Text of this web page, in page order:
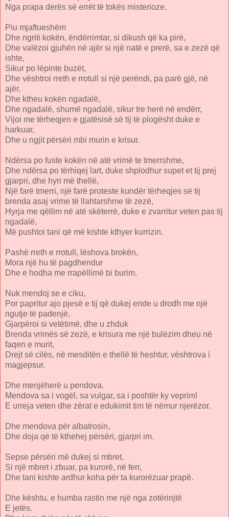
Nga prapa derës së errët të tokës misterioze.
Piu mjaftueshëm
Dhe ngriti kokën, ëndërrimtar, si dikush që ka pirë,
Dhe valëzoi gjuhën në ajër si një natë e prerë, sa e zezë që
ishte,
Sikur po lëpinte buzët,
Dhe vështroi rreth e rrotull si një perëndi, pa parë gjë, në
ajër,
Dhe ktheu kokën ngadalë,
Dhe ngadalë, shumë ngadalë, sikur tre herë në endërr,
Vijoi me tërheqjen e gjatësisë së tij të plogësht duke e
harkuar,
Dhe u ngjit përsëri mbi murin e krisur.
Ndërsa po fuste kokën në atë vrimë te tmerrshme,
Dhe ndërsa po tërhiqej lart, duke shplodhur supet et tij prej
gjarpri, dhe hyri më thellë,
Një farë tmerri, një farë proteste kundër tërheqjes së tij
brenda asaj vrime të llahtarshme të zezë,
Hyrja me qëllim në atë skëterrë, duke e zvarritur veten pas tij
ngadalë,
Më pushtoi tani që më kishte kthyer kurrizin.
Pashë rreth e rrotull, lëshova brokën,
Mora një hu të pagdhendur
Dhe e hodha me rrapëllimë bi burim.
Nuk mendoj se e ciku,
Por papritur ajo pjesë e tij që dukej ende u drodh me një
ngutje të padenjë,
Gjarpëroi si vetëtimë, dhe u zhduk
Brenda vrimës së zezë, e krisura me një bulëzim dheu në
faqen e murit,
Drejt së cilës, në mesditën e thellë të heshtur, vështrova i
magjepsur.
Dhe menjëherë u pendova.
Mendova sa i vogël, sa vulgar, sa i poshtër ky veprim!
E urreja veten dhe zërat e edukimit tim të nëmur njerëzor.
Dhe mendova për albatrosin,
Dhe doja që të kthehej përsëri, gjarpri im.
Sepse përsëri më dukej si mbret,
Si një mbret i zbuar, pa kurorë, në ferr,
Dhe tani kishte ardhur koha për ta kurorëzuar prapë.
Dhe kështu, e humba rastin me një nga zotërinjtë
E jetës.